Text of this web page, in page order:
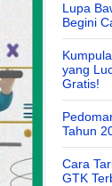
Lupa
Begini
yang
Gratis!
Tahun
Cara
GTK